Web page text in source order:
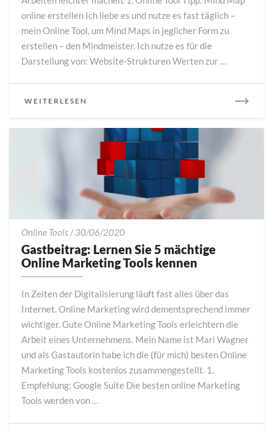
im
Juli
online erstellen Ich liebe es und nutze es fast täglich –
mein Online Tool, um Mind Maps in jeglicher Form zu
erstellen – den Mindmeister. Ich nutze es für die
Darstellung von: Website-Strukturen Werten zur …
WEITERLESEN
Online Tools/30/06/2020Gastbeitrag:
Lernen
Sie
5
Online
Marketing
Tools
kennen
Gastbeitrag: Lernen Sie 5 mächtige
Online Marketing Tools kennen
In Zeiten der Digitalisierung läuft fast alles über das
Internet. Online Marketing wird dementsprechend immer
wichtiger. Gute Online Marketing Tools erleichtern die
Arbeit eines Unternehmens. Mein Name ist Mari Wagner
und als Gastautorin habe ich die (für mich) besten Online
Marketing Tools kostenlos zusammengestellt. 1.
Empfehlung: Google Suite Die besten online Marketing
Tools werden von …